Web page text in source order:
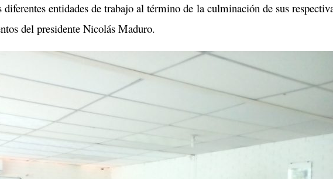
diferentes entidades de trabajo al término de la culminación de sus
del presidente Nicolás Maduro.